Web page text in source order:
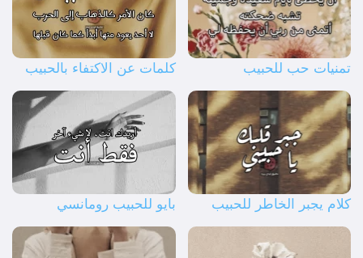
تمنيات حب للحبيب كلمات عن الاكتفاء بالحبيب
كلام يجبر الخاطر للحبيب بايو للحبيب رومانسي